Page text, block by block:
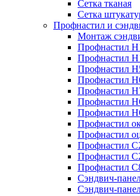
Сетка тканая
Сетка
Профнастил и
Монтаж
Профнастил
Профнастил
Профнастил
Профнастил
Профнастил
Профнастил
Профнастил
Профнастил
Профнастил
Профнастил
Профнастил
Профнастил
Сэндвич-
Сэндвич-